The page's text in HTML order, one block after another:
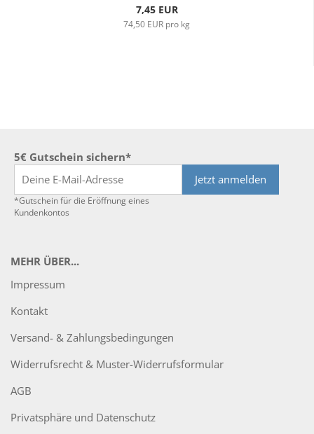
7,45 EUR
74,50 EUR pro kg
5€ Gutschein sichern*
Jetzt anmelden
*Gutschein für die Eröffnung eines
Kundenkontos
MEHR ÜBER...
Impressum
Kontakt
Versand- & Zahlungsbedingungen
Widerrufsrecht & Muster-Widerrufsformular
AGB
Privatsphäre und Datenschutz